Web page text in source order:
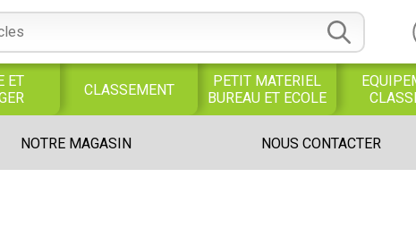
ET
CLASSEMENT
PETIT MATERIEL
BUREAU ET ECOLE
ALIMENTAIRES
MANUELS
NOTRE MAGASIN NOUS CONTACTER